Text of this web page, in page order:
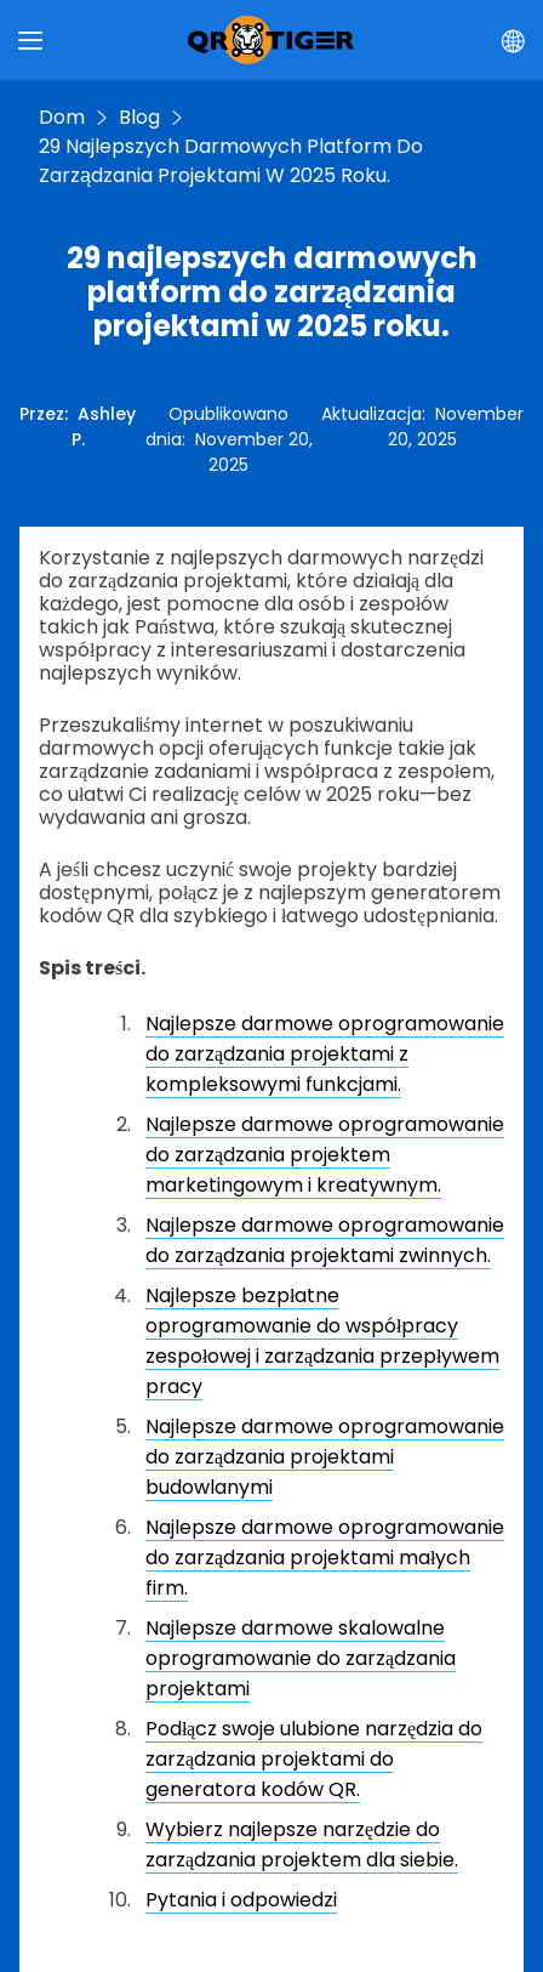
Dom
Blog
29 Najlepszych Darmowych Platform Do
Zarządzania Projektami W 2025 Roku.
29 najlepszych darmowych
platform do zarządzania
projektami w 2025 roku.
Przez: Ashley
P.
Opublikowano
dnia: November 20,
2025
Aktualizacja: November
20, 2025
Korzystanie z najlepszych darmowych narzędzi
do zarządzania projektami, które działają dla
każdego, jest pomocne dla osób i zespołów
takich jak Państwa, które szukają skutecznej
współpracy z interesariuszami i dostarczenia
najlepszych wyników.
Przeszukaliśmy internet w poszukiwaniu
darmowych opcji oferujących funkcje takie jak
zarządzanie zadaniami i współpraca z zespołem,
co ułatwi Ci realizację celów w 2025 roku—bez
wydawania ani grosza.
A jeśli chcesz uczynić swoje projekty bardziej
dostępnymi, połącz je z najlepszym generatorem
kodów QR dla szybkiego i łatwego udostępniania.
Spis treści.
Najlepsze darmowe oprogramowanie
do zarządzania projektami z
kompleksowymi funkcjami.
Najlepsze darmowe oprogramowanie
do zarządzania projektem
marketingowym i kreatywnym.
Najlepsze darmowe oprogramowanie
do zarządzania projektami zwinnych.
Najlepsze bezpłatne
oprogramowanie do współpracy
zespołowej i zarządzania przepływem
pracy
Najlepsze darmowe oprogramowanie
do zarządzania projektami
budowlanymi
Najlepsze darmowe oprogramowanie
do zarządzania projektami małych
firm.
Najlepsze darmowe skalowalne
oprogramowanie do zarządzania
projektami
Podłącz swoje ulubione narzędzia do
zarządzania projektami do
generatora kodów QR.
Wybierz najlepsze narzędzie do
zarządzania projektem dla siebie.
Pytania i odpowiedzi